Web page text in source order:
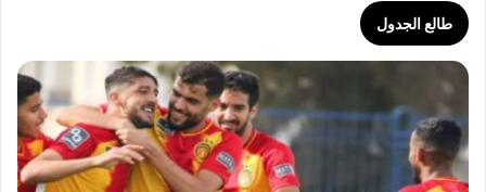
طالع الجدول